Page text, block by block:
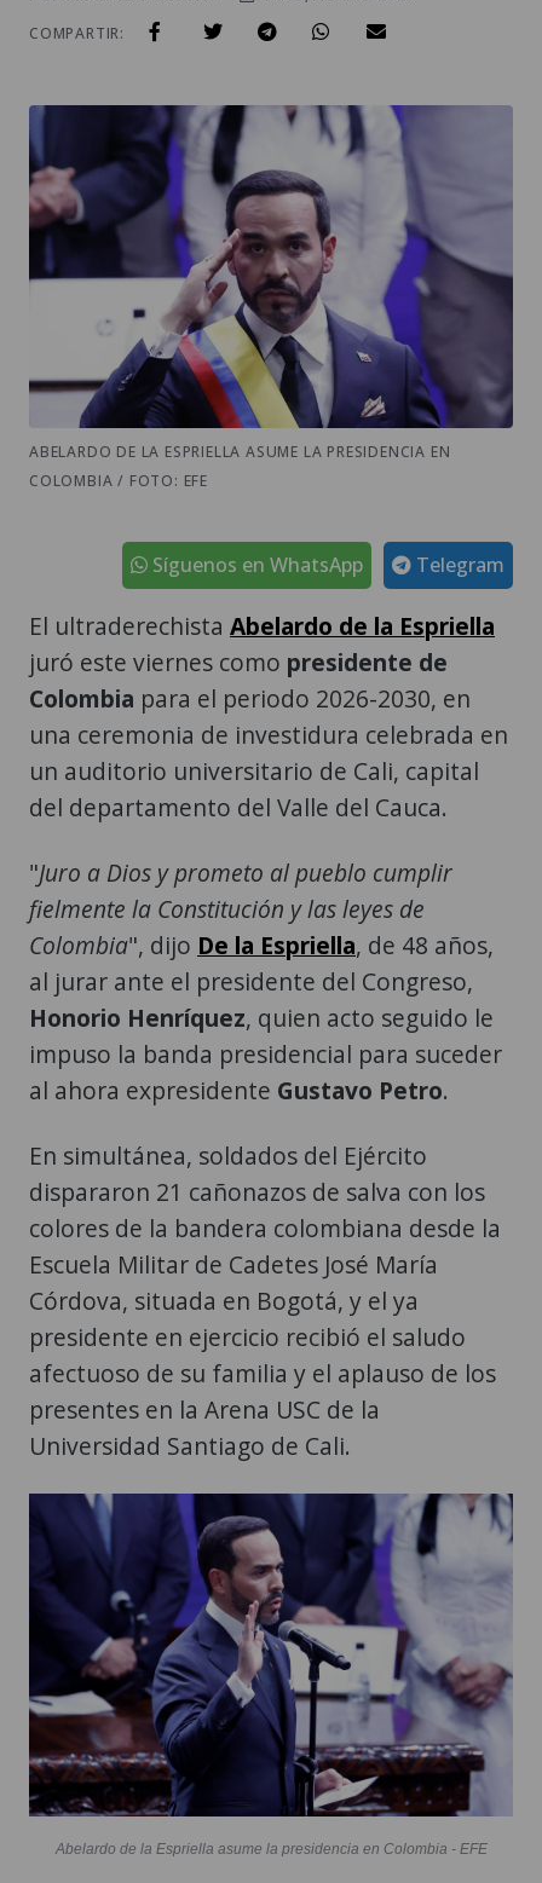
ABELARDO DE LA ESPRIELLA ASUME LA PRESIDENCIA EN
COLOMBIA / FOTO: EFE
Síguenos en WhatsApp
El ultraderechistaAbelardo de la Espriella
juró este viernes comopresidente de
Colombiapara el periodo 2026-2030, en
una ceremonia de investidura celebrada en
un auditorio universitario de Cali, capital
del departamento del Valle del Cauca.
"Juro a Dios y prometo al pueblo cumplir
Colombia", dijoDe la Espriella, de 48 años,
al jurar ante el presidente del Congreso,
Honorio Henríquez, quien acto seguido le
impuso la banda presidencial para suceder
al ahora expresidenteGustavo Petro.
En simultánea, soldados del Ejército
colores de la bandera colombiana desde la
Escuela Militar de Cadetes José María
Córdova, situada en Bogotá, y el ya
presidente en ejercicio recibió el saludo
afectuoso de su familia y el aplauso de los
presentes en la Arena USC de la
Universidad Santiago de Cali.
Abelardo de la Espriella asume la presidencia en Colombia - EFE
Enseguida, De la Espriella tomó el